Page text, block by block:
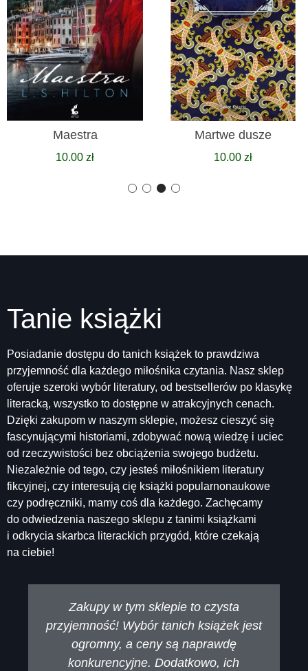
Maestra
10.00 zł
Martwe dusze
10.00 zł
Tanie książki
Posiadanie dostępu do tanich książek to prawdziwa
przyjemność dla każdego miłośnika czytania. Nasz sklep
oferuje szeroki wybór literatury, od bestsellerów po klasykę
literacką, wszystko to dostępne w atrakcyjnych cenach.
Dzięki zakupom w naszym sklepie, możesz cieszyć się
fascynującymi historiami, zdobywać nową wiedzę i uciec
od rzeczywistości bez obciążenia swojego budżetu.
Niezależnie od tego, czy jesteś miłośnikiem literatury
fikcyjnej, czy interesują cię książki popularnonaukowe
czy podręczniki, mamy coś dla każdego. Zachęcamy
do odwiedzenia naszego sklepu z tanimi książkami
i odkrycia skarbca literackich przygód, które czekają
na ciebie!
Zakupy w tym sklepie to czysta
przyjemność! Wybór tanich książek jest
ogromny, a ceny są naprawdę
konkurencyjne. Dodatkowo, ich